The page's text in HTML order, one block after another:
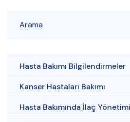
Hasta Bakımı Bilgilendirmeler
Kanser Hastaları Bakımı
Hasta Bakımında İlaç Yönetimi